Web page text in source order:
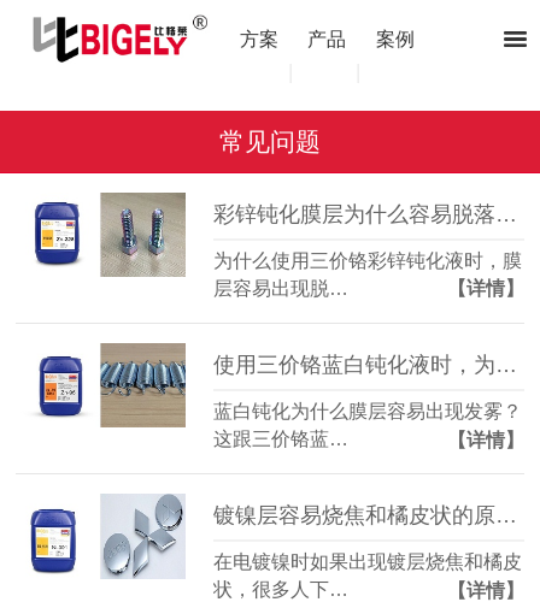
方案 产品 案例
常见问题
彩锌钝化膜层为什么容易脱落？（三价铬彩锌钝化液）
为什么使用三价铬彩锌钝化液时，膜
层容易出现脱…
【详情】
使用三价铬蓝白钝化液时，为什么膜层容易出现发雾？
蓝白钝化为什么膜层容易出现发雾？
这跟三价铬蓝…
【详情】
镀镍层容易烧焦和橘皮状的原因是什么？（镀镍光亮剂）
在电镀镍时如果出现镀层烧焦和橘皮
状，很多人下…
【详情】